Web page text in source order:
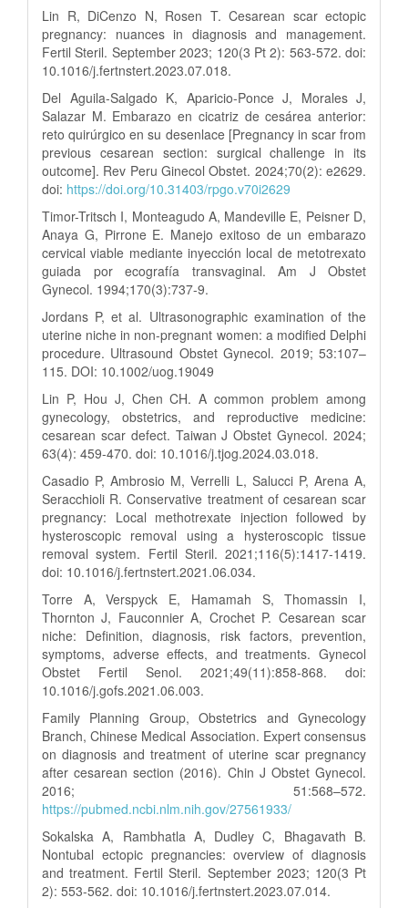
Lin R, DiCenzo N, Rosen T. Cesarean scar ectopic
pregnancy: nuances in diagnosis and management.
Fertil Steril. September 2023; 120(3 Pt 2): 563-572. doi:
10.1016/j.fertnstert.2023.07.018.
Del Aguila-Salgado K, Aparicio-Ponce J, Morales J,
Salazar M. Embarazo en cicatriz de cesárea anterior:
reto quirúrgico en su desenlace [Pregnancy in scar from
previous cesarean section: surgical challenge in its
outcome]. Rev Peru Ginecol Obstet. 2024;70(2): e2629.
doi: https://doi.org/10.31403/rpgo.v70i2629
Timor-Tritsch I, Monteagudo A, Mandeville E, Peisner D,
Anaya G, Pirrone E. Manejo exitoso de un embarazo
cervical viable mediante inyección local de metotrexato
guiada por ecografía transvaginal. Am J Obstet
Gynecol. 1994;170(3):737-9.
Jordans P, et al. Ultrasonographic examination of the
uterine niche in non-pregnant women: a modified Delphi
procedure. Ultrasound Obstet Gynecol. 2019; 53:107–
115. DOI: 10.1002/uog.19049
Lin P, Hou J, Chen CH. A common problem among
gynecology, obstetrics, and reproductive medicine:
cesarean scar defect. Taiwan J Obstet Gynecol. 2024;
63(4): 459-470. doi: 10.1016/j.tjog.2024.03.018.
Casadio P, Ambrosio M, Verrelli L, Salucci P, Arena A,
Seracchioli R. Conservative treatment of cesarean scar
pregnancy: Local methotrexate injection followed by
hysteroscopic removal using a hysteroscopic tissue
removal system. Fertil Steril. 2021;116(5):1417-1419.
doi: 10.1016/j.fertnstert.2021.06.034.
Torre A, Verspyck E, Hamamah S, Thomassin I,
Thornton J, Fauconnier A, Crochet P. Cesarean scar
niche: Definition, diagnosis, risk factors, prevention,
symptoms, adverse effects, and treatments. Gynecol
Obstet Fertil Senol. 2021;49(11):858-868. doi:
10.1016/j.gofs.2021.06.003.
Family Planning Group, Obstetrics and Gynecology
Branch, Chinese Medical Association. Expert consensus
on diagnosis and treatment of uterine scar pregnancy
after cesarean section (2016). Chin J Obstet Gynecol.
2016; 51:568–572.
https://pubmed.ncbi.nlm.nih.gov/27561933/
Sokalska A, Rambhatla A, Dudley C, Bhagavath B.
Nontubal ectopic pregnancies: overview of diagnosis
and treatment. Fertil Steril. September 2023; 120(3 Pt
2): 553-562. doi: 10.1016/j.fertnstert.2023.07.014.